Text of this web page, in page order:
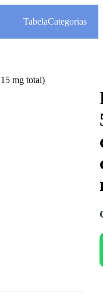
TabelaCategorias